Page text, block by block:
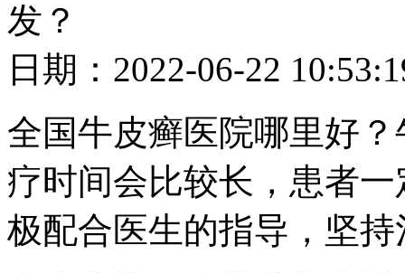
发？
日期：2022-06-22
全国牛皮癣医院哪里好
疗时间会比较长，患者
极配合医生的指导，坚